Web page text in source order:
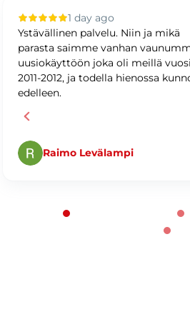
1 day ago
Ystävällinen palvelu. Niin ja mikä
parasta saimme vanhan
uusiokäyttöön joka oli meillä
2011-2012, ja todella hienossa
edelleen.
Raimo Levälampi